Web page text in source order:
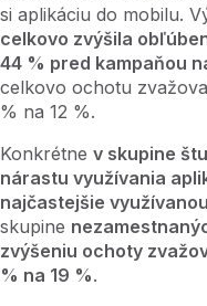
si aplikáciu do mobilu.
celkovo zvýšila
44 % pred kampaňou
celkovo ochotu
% na 12 %.
Konkrétne v skupine
nárastu využívania
najčastejšie
skupine
zvýšeniu ochoty
% na 19 %.